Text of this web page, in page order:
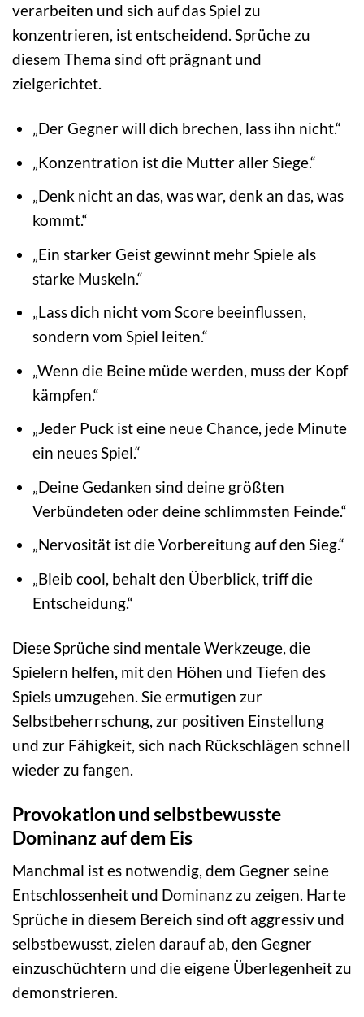
verarbeiten und sich auf das Spiel zu
konzentrieren, ist entscheidend. Sprüche zu
diesem Thema sind oft prägnant und
zielgerichtet.
„Der Gegner will dich brechen, lass ihn nicht.“
„Konzentration ist die Mutter aller Siege.“
„Denk nicht an das, was war, denk an das, was
kommt.“
„Ein starker Geist gewinnt mehr Spiele als
starke Muskeln.“
„Lass dich nicht vom Score beeinflussen,
sondern vom Spiel leiten.“
„Wenn die Beine müde werden, muss der Kopf
kämpfen.“
„Jeder Puck ist eine neue Chance, jede Minute
ein neues Spiel.“
„Deine Gedanken sind deine größten
Verbündeten oder deine schlimmsten Feinde.“
„Nervosität ist die Vorbereitung auf den Sieg.“
„Bleib cool, behalt den Überblick, triff die
Entscheidung.“
Diese Sprüche sind mentale Werkzeuge, die
Spielern helfen, mit den Höhen und Tiefen des
Spiels umzugehen. Sie ermutigen zur
Selbstbeherrschung, zur positiven Einstellung
und zur Fähigkeit, sich nach Rückschlägen schnell
wieder zu fangen.
Provokation und selbstbewusste
Dominanz auf dem Eis
Manchmal ist es notwendig, dem Gegner seine
Entschlossenheit und Dominanz zu zeigen. Harte
Sprüche in diesem Bereich sind oft aggressiv und
selbstbewusst, zielen darauf ab, den Gegner
einzuschüchtern und die eigene Überlegenheit zu
demonstrieren.